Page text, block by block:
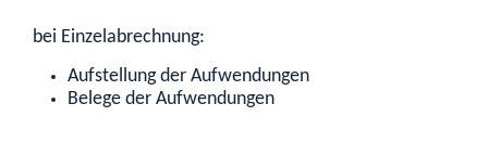
bei Einzelabrechnung:
Aufstellung der Aufwendungen
Belege der Aufwendungen